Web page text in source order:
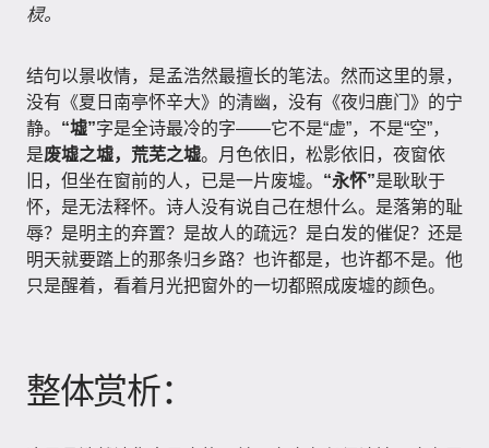
棂。
结句以景收情，是孟浩然最擅长的笔法。然而这里的景，
没有《夏日南亭怀辛大》的清幽，没有《夜归鹿门》的宁
静。 “墟”字是全诗最冷的字——它不是“虚”，不是“空”，
是废墟之墟，荒芜之墟。月色依旧，松影依旧，夜窗依
旧，但坐在窗前的人，已是一片废墟。 “永怀”是耿耿于
怀，是无法释怀。诗人没有说自己在想什么。是落第的耻
辱？是明主的弃置？是故人的疏远？是白发的催促？还是
明天就要踏上的那条归乡路？也许都是，也许都不是。他
只是醒着，看着月光把窗外的一切都照成废墟的颜色。
整体赏析：